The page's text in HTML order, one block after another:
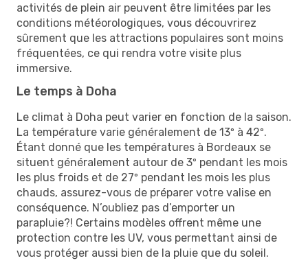
activités de plein air peuvent être limitées par les
conditions météorologiques, vous découvrirez
sûrement que les attractions populaires sont moins
fréquentées, ce qui rendra votre visite plus
immersive.
Le temps à Doha
Le climat à Doha peut varier en fonction de la saison.
La température varie généralement de 13º à 42º.
Étant donné que les températures à Bordeaux se
situent généralement autour de 3º pendant les mois
les plus froids et de 27º pendant les mois les plus
chauds, assurez-vous de préparer votre valise en
conséquence. N’oubliez pas d’emporter un
parapluie?! Certains modèles offrent même une
protection contre les UV, vous permettant ainsi de
vous protéger aussi bien de la pluie que du soleil.